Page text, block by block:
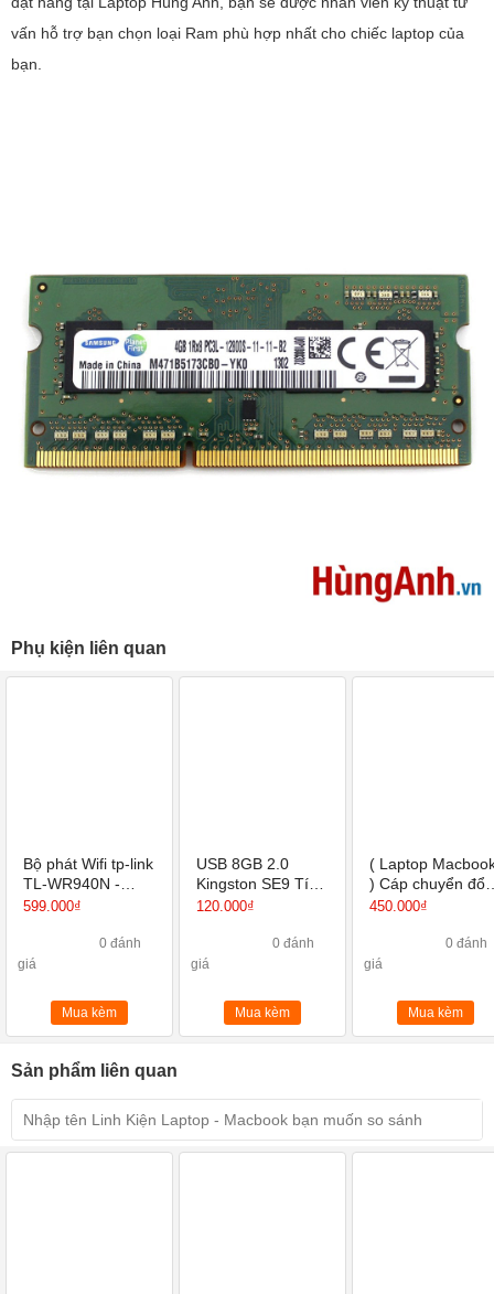
vấn hỗ trợ bạn chọn loại Ram phù hợp nhất cho chiếc laptop của
bạn.
Phụ kiện liên quan
Bộ phát Wifi tp-link
TL-WR940N -
Router Wi-Fi
599.000₫
0 đánh
giá
Mua kèm
USB 8GB 2.0
Kingston SE9 Tích
hợp Mini Windows
120.000₫
0 đánh
giá
Mua kèm
( Laptop
) Cáp chuyển đổi
USB Type C sang
USB 3.0, VGA
450.000₫
0 đánh
giá
Mua kèm
Sản phẩm liên quan